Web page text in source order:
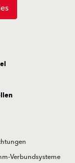
Verbundsysteme